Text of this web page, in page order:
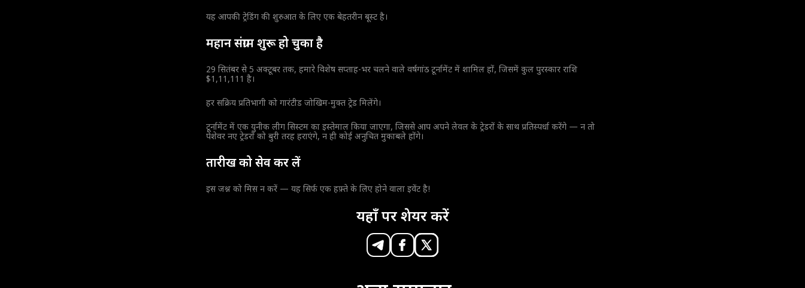
यह आपकी ट्रेडिंग की शुरुआत के लिए एक बेहतरीन बूस्ट है।
महान संग्राम शुरू हो चुका है
29 सितंबर से 5 अक्टूबर तक, हमारे विशेष सप्ताह-भर चलने वाले वर्षगांठ टूर्नामेंट में शामिल हों, जिसमें कुल पुरस्कार राशि
$1,11,111 है।
हर सक्रिय प्रतिभागी को गारंटीड जोखिम-मुक्त ट्रेड मिलेंगे।
टूर्नामेंट में एक युनीक लीग सिस्टम का इस्तेमाल किया जाएगा, जिससे आप अपने लेवल के ट्रेडरों के साथ प्रतिस्पर्धा करेंगे — न तो
पेशेवर नए ट्रेडरों को बुरी तरह हराएंगे, न ही कोई अनुचित मुकाबले होंगे।
तारीख को सेव कर लें
इस जश्न को मिस न करें — यह सिर्फ एक हफ़्ते के लिए होने वाला इवेंट है!
यहाँ पर शेयर करें